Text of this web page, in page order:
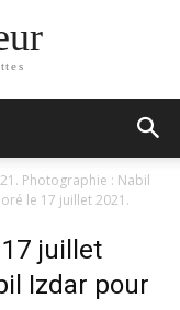
Photographie : Nabil
le 17 juillet 2021.
juillet
Izdar pour